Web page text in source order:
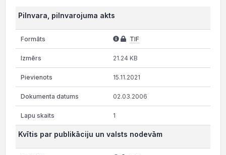
Pilnvara, pilnvarojuma akts
TIF
21.24 KB
15.11.2021
02.03.2006
1
Kvītis par publikāciju un valsts nodevām